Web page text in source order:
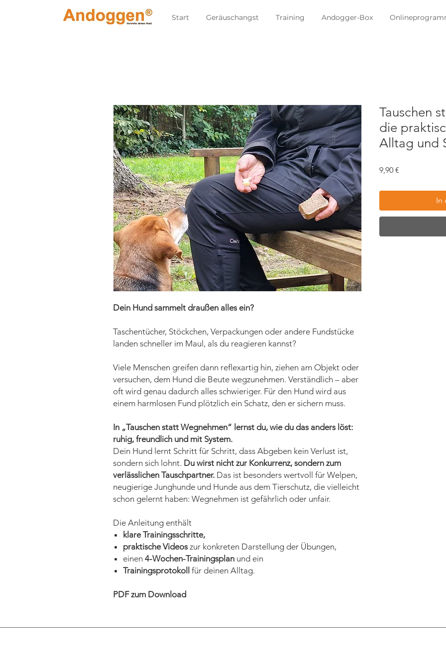
Start Geräuschangst Training Andogger-Box
Dein Hund sammelt draußen alles ein?
Taschentücher, Stöckchen, Verpackungen oder andere Fundstücke
landen schneller im Maul, als du reagieren kannst?
Viele Menschen greifen dann reflexartig hin, ziehen am Objekt oder
versuchen, dem Hund die Beute wegzunehmen. Verständlich – aber
oft wird genau dadurch alles schwieriger. Für den Hund wird aus
einem harmlosen Fund plötzlich ein Schatz, den er sichern muss.
In „Tauschen statt Wegnehmen“ lernst du, wie du das anders löst:
ruhig, freundlich und mit System.
Dein Hund lernt Schritt für Schritt, dass Abgeben kein Verlust ist,
sondern sich lohnt. Du wirst nicht zur Konkurrenz, sondern zum
verlässlichen Tauschpartner. Das ist besonders wertvoll für Welpen,
neugierige Junghunde und Hunde aus dem Tierschutz, die vielleicht
schon gelernt haben: Wegnehmen ist gefährlich oder unfair.
Die Anleitung enthält
klare Trainingsschritte,
praktische Videos zur konkreten Darstellung der Übungen,
einen 4-Wochen-Trainingsplan und ein
Trainingsprotokoll für deinen Alltag.
PDF zum Download
Tauschen
die
Alltag und
9,90 €
In